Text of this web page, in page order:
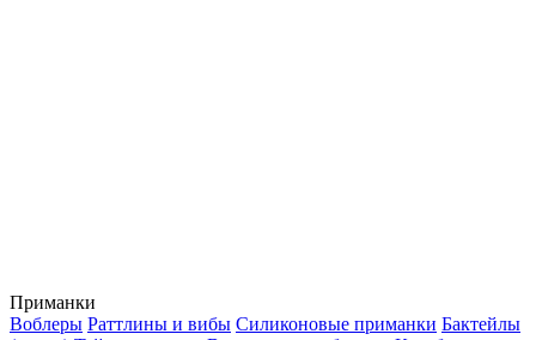
Приманки
Воблеры Раттлины и вибы Силиконовые приманки Бактейлы